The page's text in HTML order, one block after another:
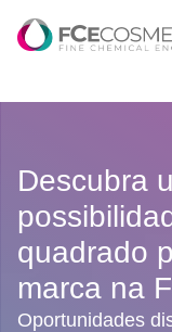
Descubra
quadrado
marca na
Oportunidades